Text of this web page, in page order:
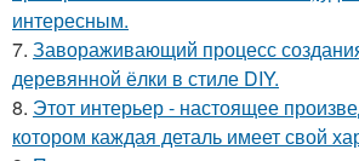
интересным.
7. Завораживающий процесс
деревянной ёлки в стиле DIY.
8. Этот интерьер - настоящее
котором каждая деталь имеет свой